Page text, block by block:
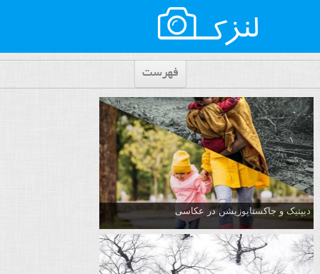
فهرست
دیپتیک و جاکستا‌پوزیشن در عکاسی